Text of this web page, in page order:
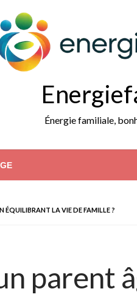
Énergie familiale,
LA VIE DE FAMILLE ?
parent